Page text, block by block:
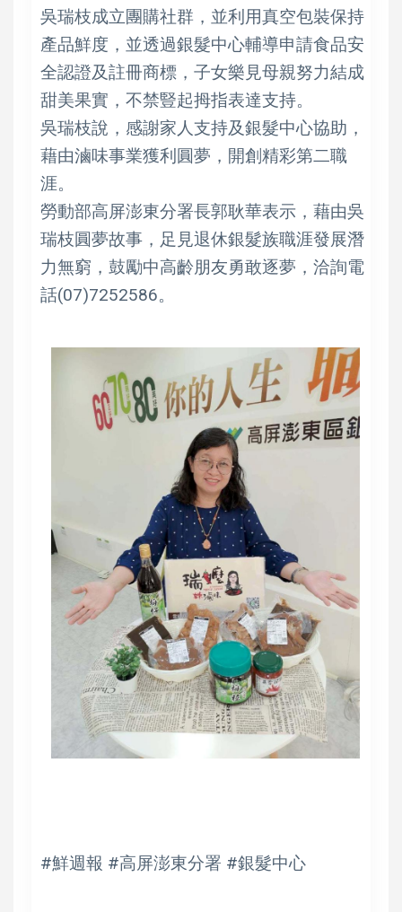
吳瑞枝成立團購社群，並利用真空包裝保持
產品鮮度，並透過銀髮中心輔導申請食品安
全認證及註冊商標，子女樂見母親努力結成
甜美果實，不禁豎起拇指表達支持。
吳瑞枝說，感謝家人支持及銀髮中心協助，
藉由滷味事業獲利圓夢，開創精彩第二職
涯。
勞動部高屏澎東分署長郭耿華表示，藉由吳
瑞枝圓夢故事，足見退休銀髮族職涯發展潛
力無窮，鼓勵中高齡朋友勇敢逐夢，洽詢電
話(07)7252586。
#鮮週報 #高屏澎東分署 #銀髮中心